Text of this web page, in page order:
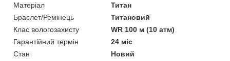
Матеріал
Титан
Браслет/Ремінець
Титановий
Клас вологозахисту
WR 100 м (10 атм)
Гарантійний термін
24 міс
Стан
Новий